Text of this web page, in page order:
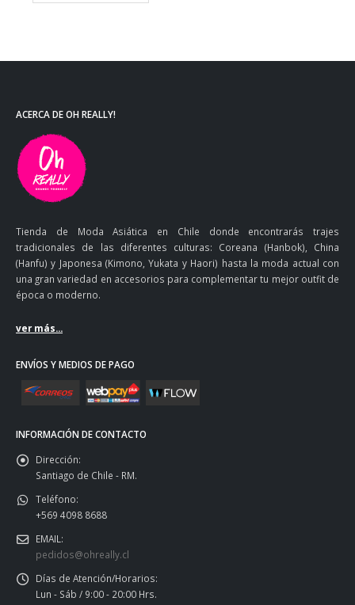
ACERCA DE OH REALLY!
Tienda de Moda Asiática en Chile donde encontrarás trajes
tradicionales de las diferentes culturas: Coreana (Hanbok), China
(Hanfu) y Japonesa (Kimono, Yukata y Haori) hasta la moda actual con
una gran variedad en accesorios para complementar tu mejor outfit de
época o moderno.
ver más...
ENVÍOS Y MEDIOS DE PAGO
INFORMACIÓN DE CONTACTO
Dirección:
Santiago de Chile - RM.
Teléfono:
+569 4098 8688
EMAIL:
pedidos@ohreally.cl
Días de Atención/Horarios:
Lun - Sáb / 9:00 - 20:00 Hrs.